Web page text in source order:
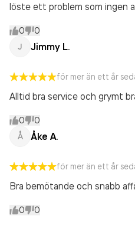
löste ett problem som ingen
0 0
J Jimmy L.
för mer än ett år
Alltid bra service och grymt
0 0
Å Åke A.
för mer än ett år
Bra bemötande och snabb
0 0